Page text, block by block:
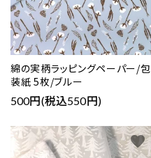
綿の実柄ラッピングペーパー/包
装紙 5枚/ブルー
500円(税込550円)
favorite